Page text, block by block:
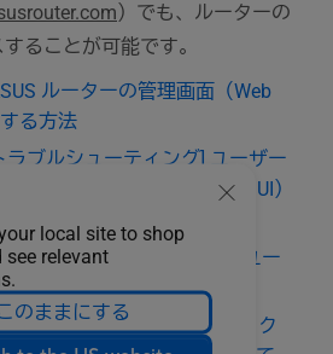
local site to shop
relevant
のままにする
）でも、ルーターの
ることが可能です。
ルーターの管理画面（Web
る方法
ラブルシューティング] ユーザー
ーターの管理画面（Web GUI）
できない場合
ルーターの管理用ユー
ドを変更する方法
理画面（Web GUI）でクイック